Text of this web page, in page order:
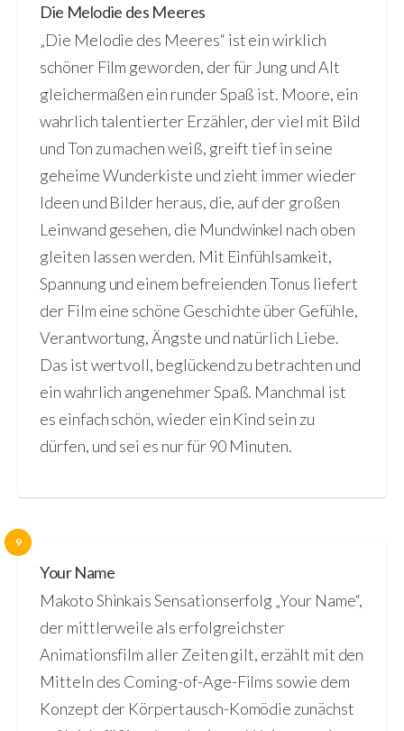
Die Melodie des Meeres
„Die Melodie des Meeres“ ist ein wirklich
schöner Film geworden, der für Jung und Alt
gleichermaßen ein runder Spaß ist. Moore, ein
wahrlich talentierter Erzähler, der viel mit Bild
und Ton zu machen weiß, greift tief in seine
geheime Wunderkiste und zieht immer wieder
Ideen und Bilder heraus, die, auf der großen
Leinwand gesehen, die Mundwinkel nach oben
gleiten lassen werden. Mit Einfühlsamkeit,
Spannung und einem befreienden Tonus liefert
der Film eine schöne Geschichte über Gefühle,
Verantwortung, Ängste und natürlich Liebe.
Das ist wertvoll, beglückend zu betrachten und
ein wahrlich angenehmer Spaß. Manchmal ist
es einfach schön, wieder ein Kind sein zu
dürfen, und sei es nur für 90 Minuten.
9
Your Name
Makoto Shinkais Sensationserfolg „Your Name“,
der mittlerweile als erfolgreichster
Animationsfilm aller Zeiten gilt, erzählt mit den
Mitteln des Coming-of-Age-Films sowie dem
Konzept der Körpertausch-Komödie zunächst